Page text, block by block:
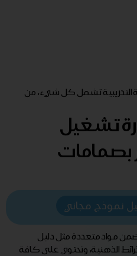
التدريبية تشمل كل شيء، من
تشغيل
بصمامات
نموذج مجاني
مواد متعددة مثل دليل
الذهنية، وتحتوي على كافة